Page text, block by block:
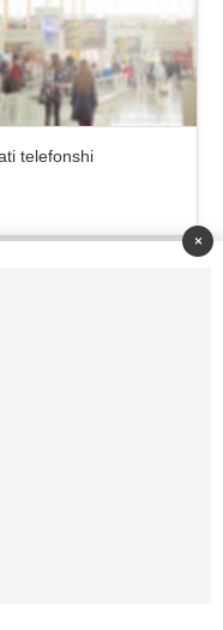
telefonshi
×